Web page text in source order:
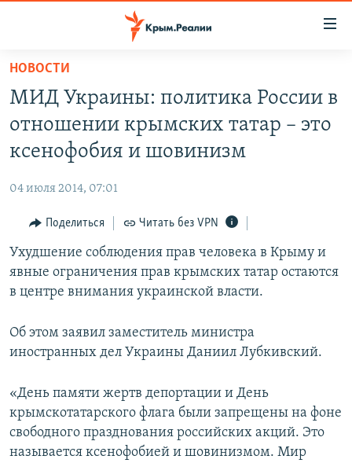
Вернуться
основному
содержанию
главной
Вернутся
поиску
СПЕЦПРОЕКТЫ
11 ЛЕТ ОККУПАЦИИ КРЫМА. 11 ИСТОРИЙ СОПРОТИВЛЕНИЯ
ЕЩЕ
ИНТЕРАКТИВ
ИНФОГРАФИКА
ТЕЛЕПРОЕКТ КРЫМ.РЕАЛИИ
ПРОПАВШИЕ БЕЗ ВЕСТИ
КРЫМ.НЕПОКОРЕННЫЙ
ELIFBE
УКРАИНСКАЯ ПРОБЛЕМА КРЫМА
РАДІО СВОБОДА
КАК ОБОЙТИ БЛОКИРОВКУ
Українською
Qırımtatar
НОВОСТИ
МИД Украины: политика России в
отношении крымских татар – это
ксенофобия и шовинизм
04 июля 2014, 07:01
Поделиться Читать без VPN
Ухудшение соблюдения прав человека в Крыму и
явные ограничения прав крымских татар остаются
в центре внимания украинской власти.
Об этом заявил заместитель министра
иностранных дел Украины Даниил Лубкивский.
«День памяти жертв депортации и День
крымскотатарского флага были запрещены на фоне
свободного празднования российских акций. Это
называется ксенофобией и шовинизмом. Мир